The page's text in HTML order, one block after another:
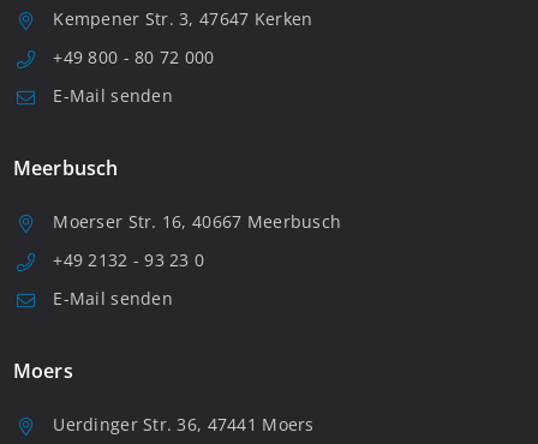
Kempener Str. 3, 47647 Kerken
+49 800 - 80 72 000
E-Mail senden
Meerbusch
Moerser Str. 16, 40667 Meerbusch
+49 2132 - 93 23 0
E-Mail senden
Moers
Uerdinger Str. 36, 47441 Moers